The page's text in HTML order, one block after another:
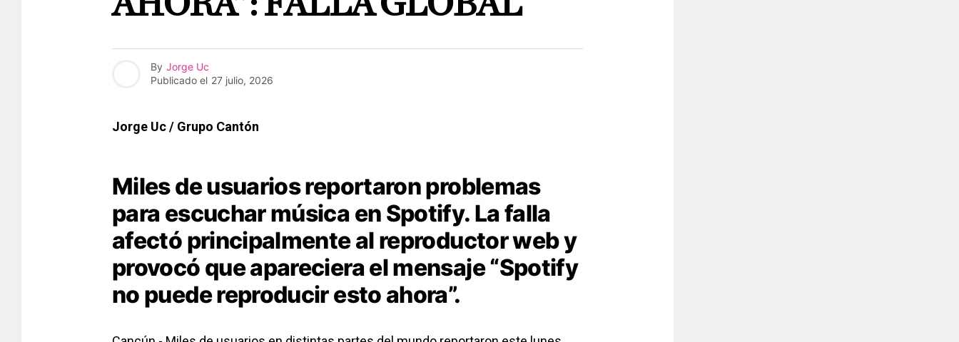
By Jorge Uc
Publicado el 27 julio, 2026
Jorge Uc / Grupo Cantón
Miles de usuarios reportaron problemas
para escuchar música en Spotify. La falla
afectó principalmente al reproductor web y
provocó que apareciera el mensaje “Spotify
no puede reproducir esto ahora”.